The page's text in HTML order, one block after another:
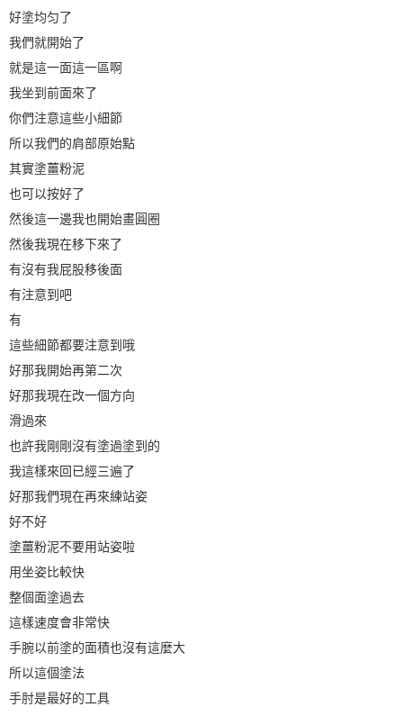
好塗均匀了
我們就開始了
就是這一面這一區啊
我坐到前面來了
你們注意這些小細節
所以我們的肩部原始點
其實塗薑粉泥
也可以按好了
然後這一邊我也開始畫圓圈
然後我現在移下來了
有沒有我屁股移後面
有注意到吧
有
這些細節都要注意到哦
好那我開始再第二次
好那我現在改一個方向
滑過來
也許我剛剛沒有塗過塗到的
我這樣來回已經三遍了
好那我們現在再來練站姿
好不好
塗薑粉泥不要用站姿啦
用坐姿比較快
整個面塗過去
這樣速度會非常快
手腕以前塗的面積也沒有這麼大
所以這個塗法
手肘是最好的工具